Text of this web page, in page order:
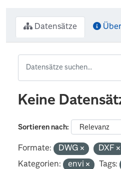
Datensätze
Keine
Sortieren nach
Formate: DWG DXF
Kategorien:
envi Tags: